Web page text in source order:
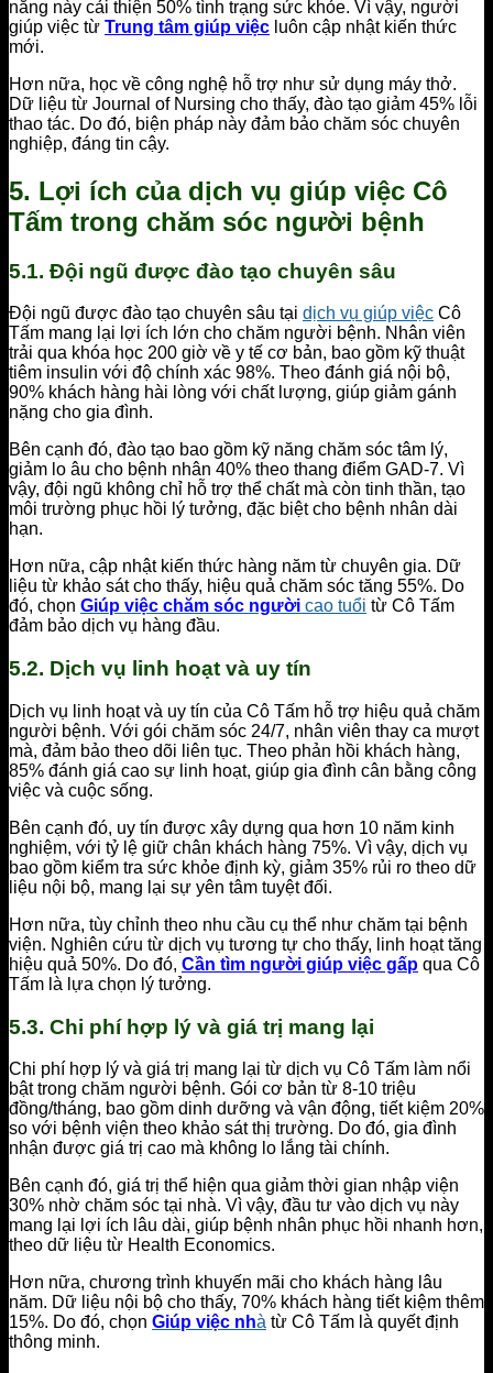
năng này cải thiện 50% tình trạng sức khỏe. Vì vậy, người
giúp việc từ Trung tâm giúp việc luôn cập nhật kiến thức
mới.
Hơn nữa, học về công nghệ hỗ trợ như sử dụng máy thở.
Dữ liệu từ Journal of Nursing cho thấy, đào tạo giảm 45% lỗi
thao tác. Do đó, biện pháp này đảm bảo chăm sóc chuyên
nghiệp, đáng tin cậy.
5. Lợi ích của dịch vụ giúp việc Cô
Tấm trong chăm sóc người bệnh
5.1. Đội ngũ được đào tạo chuyên sâu
Đội ngũ được đào tạo chuyên sâu tại dịch vụ giúp việc Cô
Tấm mang lại lợi ích lớn cho chăm người bệnh. Nhân viên
trải qua khóa học 200 giờ về y tế cơ bản, bao gồm kỹ thuật
tiêm insulin với độ chính xác 98%. Theo đánh giá nội bộ,
90% khách hàng hài lòng với chất lượng, giúp giảm gánh
nặng cho gia đình.
Bên cạnh đó, đào tạo bao gồm kỹ năng chăm sóc tâm lý,
giảm lo âu cho bệnh nhân 40% theo thang điểm GAD-7. Vì
vậy, đội ngũ không chỉ hỗ trợ thể chất mà còn tinh thần, tạo
môi trường phục hồi lý tưởng, đặc biệt cho bệnh nhân dài
hạn.
Hơn nữa, cập nhật kiến thức hàng năm từ chuyên gia. Dữ
liệu từ khảo sát cho thấy, hiệu quả chăm sóc tăng 55%. Do
đó, chọn Giúp việc chăm sóc người cao tuổi từ Cô Tấm
đảm bảo dịch vụ hàng đầu.
5.2. Dịch vụ linh hoạt và uy tín
Dịch vụ linh hoạt và uy tín của Cô Tấm hỗ trợ hiệu quả chăm
người bệnh. Với gói chăm sóc 24/7, nhân viên thay ca mượt
mà, đảm bảo theo dõi liên tục. Theo phản hồi khách hàng,
85% đánh giá cao sự linh hoạt, giúp gia đình cân bằng công
việc và cuộc sống.
Bên cạnh đó, uy tín được xây dựng qua hơn 10 năm kinh
nghiệm, với tỷ lệ giữ chân khách hàng 75%. Vì vậy, dịch vụ
bao gồm kiểm tra sức khỏe định kỳ, giảm 35% rủi ro theo dữ
liệu nội bộ, mang lại sự yên tâm tuyệt đối.
Hơn nữa, tùy chỉnh theo nhu cầu cụ thể như chăm tại bệnh
viện. Nghiên cứu từ dịch vụ tương tự cho thấy, linh hoạt tăng
hiệu quả 50%. Do đó, Cần tìm người giúp việc gấp qua Cô
Tấm là lựa chọn lý tưởng.
5.3. Chi phí hợp lý và giá trị mang lại
Chi phí hợp lý và giá trị mang lại từ dịch vụ Cô Tấm làm nổi
bật trong chăm người bệnh. Gói cơ bản từ 8-10 triệu
đồng/tháng, bao gồm dinh dưỡng và vận động, tiết kiệm 20%
so với bệnh viện theo khảo sát thị trường. Do đó, gia đình
nhận được giá trị cao mà không lo lắng tài chính.
Bên cạnh đó, giá trị thể hiện qua giảm thời gian nhập viện
30% nhờ chăm sóc tại nhà. Vì vậy, đầu tư vào dịch vụ này
mang lại lợi ích lâu dài, giúp bệnh nhân phục hồi nhanh hơn,
theo dữ liệu từ Health Economics.
Hơn nữa, chương trình khuyến mãi cho khách hàng lâu
năm. Dữ liệu nội bộ cho thấy, 70% khách hàng tiết kiệm thêm
15%. Do đó, chọn Giúp việc nhà từ Cô Tấm là quyết định
thông minh.